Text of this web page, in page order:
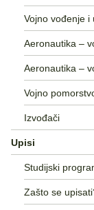
Vojno vođenje i
Aeronautika –
Aeronautika –
Vojno
Izvođači
Upisi
Studijski
Zašto se